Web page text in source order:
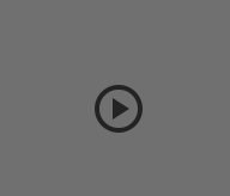
play_circle